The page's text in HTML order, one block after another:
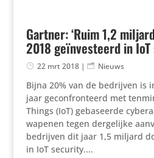
Gartner: ‘Ruim 1,2
2018 geïnvesteerd in IoT
22 mrt 2018| Nieuws
Bijna 20% van de bedrijven is
jaar geconfronteerd met
Things (IoT) gebaseerde
wapenen tegen dergelijke
bedrijven dit jaar 1,5 miljard
in IoT security....